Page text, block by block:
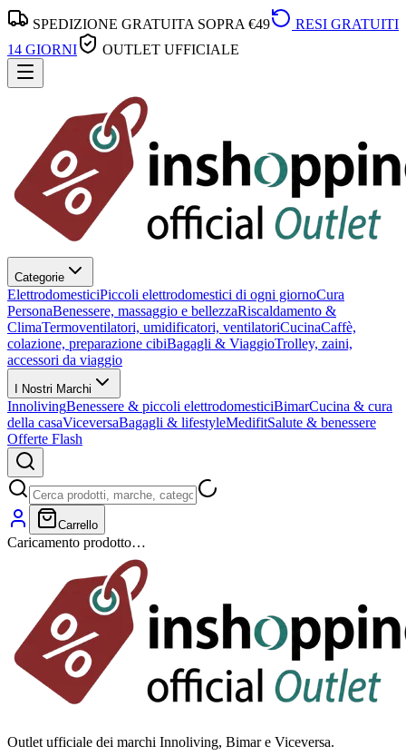
SPEDIZIONE GRATUITA SOPRA €49
RESI GRATUITI
14 GIORNI
OUTLET UFFICIALE
Categorie
ElettrodomesticiPiccoli elettrodomestici di ogni giornoCura
PersonaBenessere, massaggio e bellezzaRiscaldamento &
ClimaTermoventilatori, umidificatori, ventilatoriCucinaCaffè,
colazione, preparazione cibiBagagli & ViaggioTrolley, zaini,
accessori da viaggio
I Nostri Marchi
InnolivingBenessere & piccoli elettrodomesticiBimarCucina & cura
della casaViceversaBagagli & lifestyleMedifitSalute & benessere
Offerte Flash
Carrello
Caricamento prodotto…
Outlet ufficiale dei marchi Innoliving, Bimar e Viceversa.